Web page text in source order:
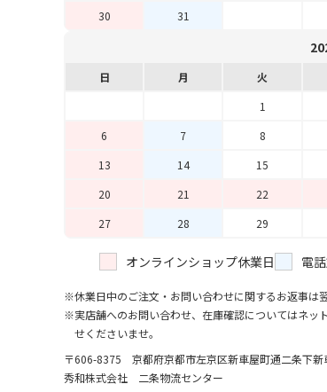
30
31
日 月 火
1
6
7 8
13
14 15
20
21 22
27
28 29
オンラインショップ休業日 電
休業日中のご注文・お問い合わせに関するお返事は
実店舗へのお問い合わせ、在庫確認についてはネ
せくださいませ。
〒606-8375 京都府京都市左京区新車屋町通二条下
秀和株式会社 二条物流センター